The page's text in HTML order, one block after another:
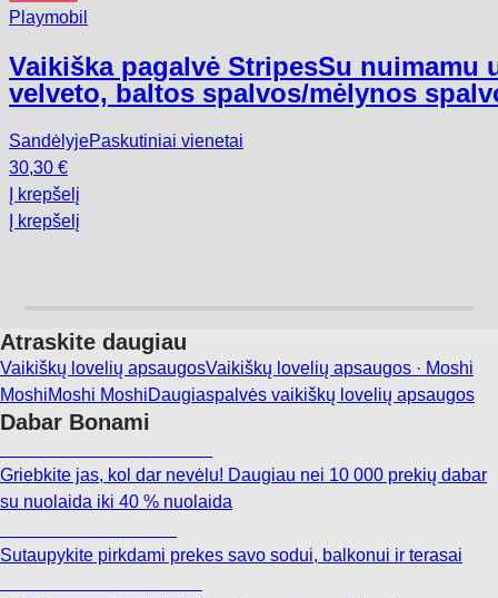
Playmobil
Vaikiška pagalvė StripesSu nuimamu
velveto, baltos spalvos/mėlynos
SandėlyjePaskutiniai vienetai
30,30 €
Į krepšelį
Į krepšelį
Atraskite daugiau
Vaikiškų lovelių apsaugosVaikiškų lovelių apsaugos · Moshi
MoshiMoshi MoshiDaugiaspalvės vaikiškų lovelių apsaugos
Dabar Bonami
Griebkite jas, kol dar nevėlu! Daugiau nei 10 000 prekių dabar
su nuolaida iki 40 % nuolaida
Sutaupykite pirkdami prekes savo sodui, balkonui ir terasai